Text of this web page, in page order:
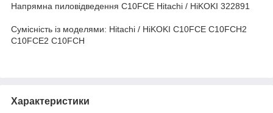
Напрямна пиловідведення C10FCE Hitachi / HiKOKI 322891
Сумісність із моделями: Hitachi / HiKOKI C10FCE C10FCH2
C10FCE2 C10FCH
Характеристики